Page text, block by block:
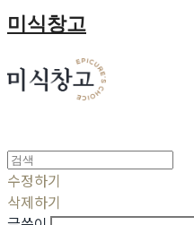
미식창고
수정하기
삭제하기